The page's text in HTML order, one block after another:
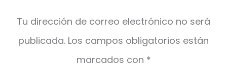
Tu dirección de correo electrónico no será
publicada. Los campos obligatorios están
marcados con *